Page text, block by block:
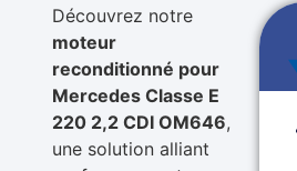
Découvrez notre
moteur
reconditionné pour
Mercedes Classe E
220 2,2 CDI OM646,
une solution alliant